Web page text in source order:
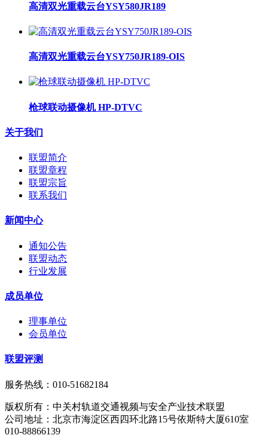
高清双光重载云台YSY580JR189
高清双光重载云台YSY750JR189-OIS
枪球联动摄像机 HP-DTVC
关于我们
联盟简介
联盟章程
联盟宗旨
联系我们
新闻中心
通知公告
联盟动态
行业发展
成员单位
理事单位
会员单位
联盟评测
服务热线：010-51682184
版权所有：中关村轨道交通视频与安全产业技术联盟
公司地址：北京市海淀区西四环北路15号依斯特大厦610室
010-88866139